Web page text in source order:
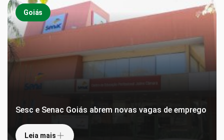
Goiás
Sesc e Senac Goiás abrem novas vagas de emprego
Leia mais